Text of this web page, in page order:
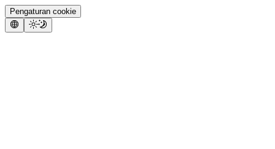
Pengaturan cookie